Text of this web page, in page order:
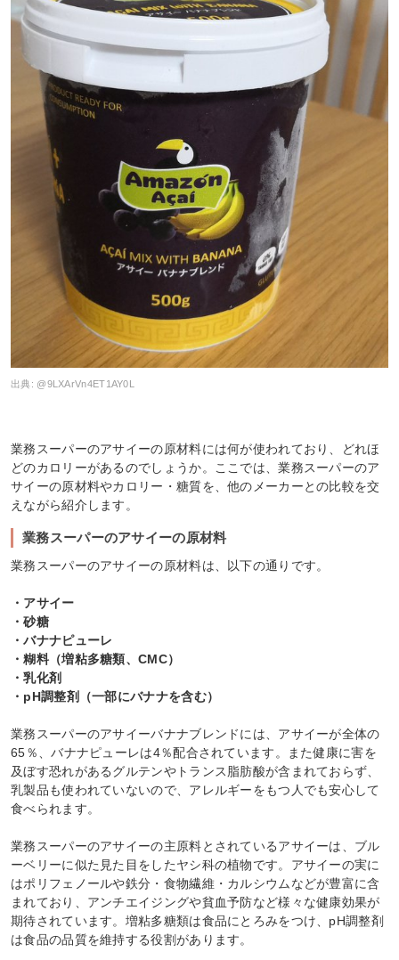
出典: @9LXArVn4ET1AY0L
業務スーパーのアサイーの原材料には何が使われており、どれほ
どのカロリーがあるのでしょうか。ここでは、業務スーパーのア
サイーの原材料やカロリー・糖質を、他のメーカーとの比較を交
えながら紹介します。
業務スーパーのアサイーの原材料
業務スーパーのアサイーの原材料は、以下の通りです。
・アサイー
・砂糖
・バナナピューレ
・糊料（増粘多糖類、CMC）
・乳化剤
・pH調整剤（一部にバナナを含む）
業務スーパーのアサイーバナナブレンドには、アサイーが全体の
65％、バナナピューレは4％配合されています。また健康に害を
及ぼす恐れがあるグルテンやトランス脂肪酸が含まれておらず、
乳製品も使われていないので、アレルギーをもつ人でも安心して
食べられます。
業務スーパーのアサイーの主原料とされているアサイーは、ブル
ーベリーに似た見た目をしたヤシ科の植物です。アサイーの実に
はポリフェノールや鉄分・食物繊維・カルシウムなどが豊富に含
まれており、アンチエイジングや貧血予防など様々な健康効果が
期待されています。増粘多糖類は食品にとろみをつけ、pH調整剤
は食品の品質を維持する役割があります。